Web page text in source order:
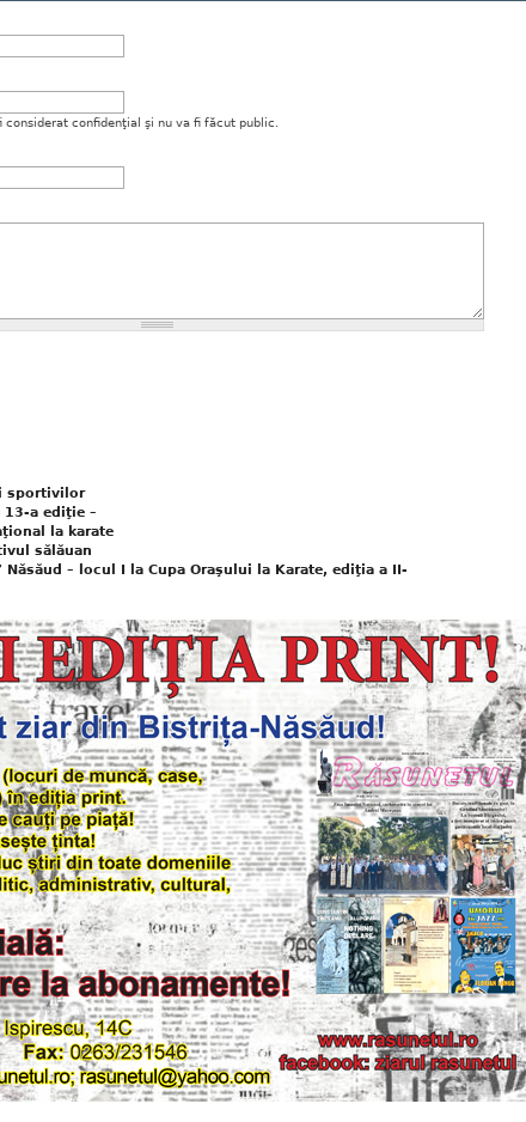
confidenţial şi nu va fi făcut public.
sportivilor
a ediţie –
la karate
sălăuan
Năsăud – locul I la Cupa Oraşului la Karate, ediţia a II-